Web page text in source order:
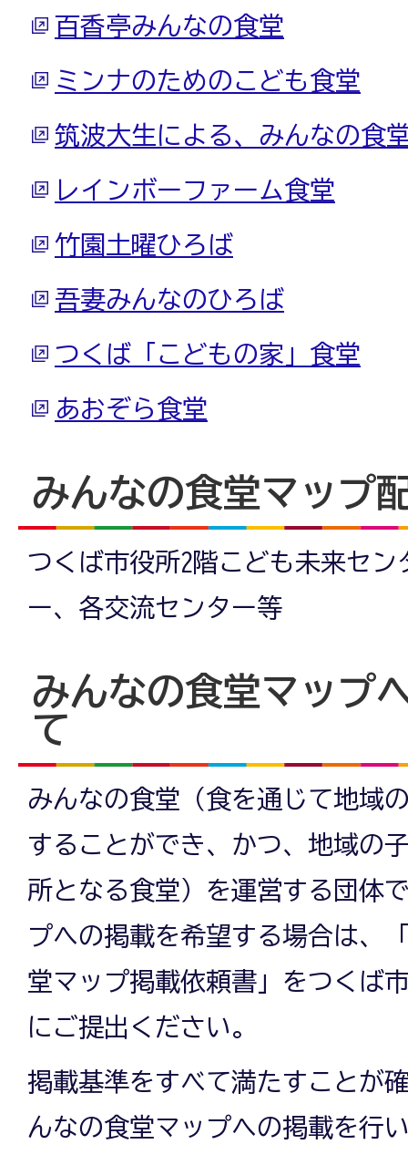
百香亭みんなの食堂
ミンナのためのこども食堂
筑波大生による、みんなの食
レインボーファーム食堂
竹園土曜ひろば
吾妻みんなのひろば
つくば「こどもの家」食堂
あおぞら食堂
みんなの食堂マップ
つくば市役所2階こども未来セン
ー、各交流センター等
みんなの食堂マップ
て
みんなの食堂（食を通じて地域
することができ、かつ、地域の
所となる食堂）を運営する団体
プへの掲載を希望する場合は、
堂マップ掲載依頼書」をつくば
にご提出ください。
掲載基準をすべて満たすことが
んなの食堂マップへの掲載を行